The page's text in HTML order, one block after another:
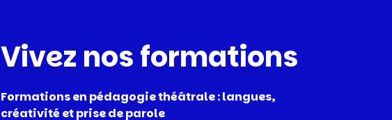
Vivez nos formations
Formations en pédagogie théâtrale : langues,
créativité et prise de parole